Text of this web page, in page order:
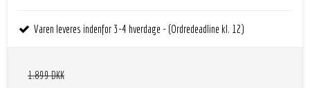
Varen leveres indenfor 3-4 hverdage - (Ordredeadline kl. 12)
1.899 DKK